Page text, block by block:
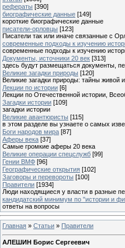
рефераты [390]
биографические данные [149]
короткие биографические данные
писатели-орловцы [123]
Писатели так или иначе связанные с
современные подходы к изучению
современные подходы к изучению
Документы, источники 20 век [313]
здесь будут размещаться документы,
Великие загадки природы [120]
Великие загадки природы: тайны живой
Лекции по истории [6]
Лекции по Отечественной истории,
Загадки истории [109]
загадки истории
Великие авантюристы [115]
в этом разделе вы узнаете о самых
Боги народов мира [87]
Аферы века [37]
Самые громкие аферы 20 века
Великие операции спецслужб [99]
Гении ВМФ [96]
Географические открытия [102]
Заговоры и перевороты [100]
Правители [1934]
Люди находящиеся у власти в разные
кандидатский минимум по "истории и
ответы на вопросы
Главная » Статьи » Правители
АЛЕШИН Борис Сергеевич